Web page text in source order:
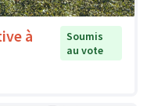
à
Soumis
au vote